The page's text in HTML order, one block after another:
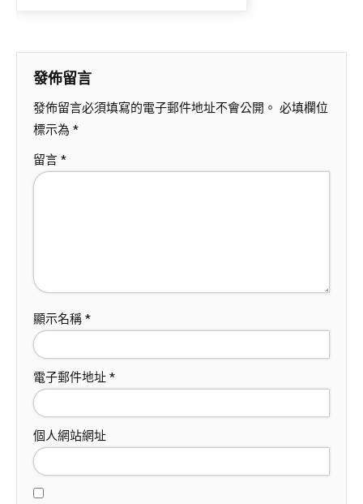
發佈留言
發佈留言必須填寫的電子郵件地址不會公開。 必填欄位
標示為 *
留言 *
顯示名稱 *
電子郵件地址 *
個人網站網址